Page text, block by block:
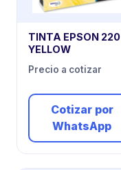
TINTA EPSON 220
YELLOW
Precio a cotizar
Cotizar por
WhatsApp